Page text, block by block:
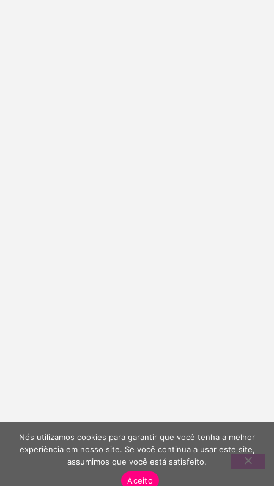
Nós utilizamos cookies para garantir que você tenha a melhor
experiência em nosso site. Se você continua a usar este site,
assumimos que você está satisfeito.
Aceito